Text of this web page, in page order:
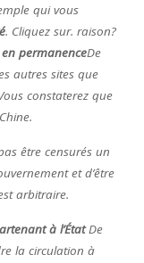
qui vous
. Cliquez sur. raison?
permanenceDe
autres sites que
constaterez que
être censurés un
et d’être
arbitraire.
à l’ÉtatDe
la circulation à